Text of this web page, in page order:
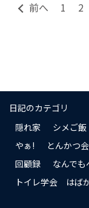
前へ 1 2
日記のカテゴリ
隠れ家
シメご飯
やぁ!
とんかつ
回顧録
なんでも
トイレ学会 はば